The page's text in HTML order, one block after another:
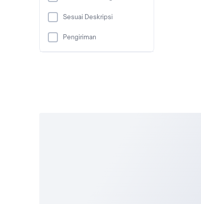
Sesuai Deskripsi
Pengiriman